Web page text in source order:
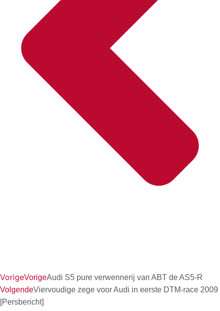
VorigeVorigeAudi S5 pure verwennerij van ABT de AS5-R
VolgendeViervoudige zege voor Audi in eerste DTM-race 2009
[Persbericht]